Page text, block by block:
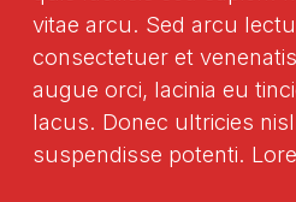
vitae arcu. Sed arcu
consectetuer et
augue orci, lacinia eu
lacus. Donec ultricies
suspendisse potenti.